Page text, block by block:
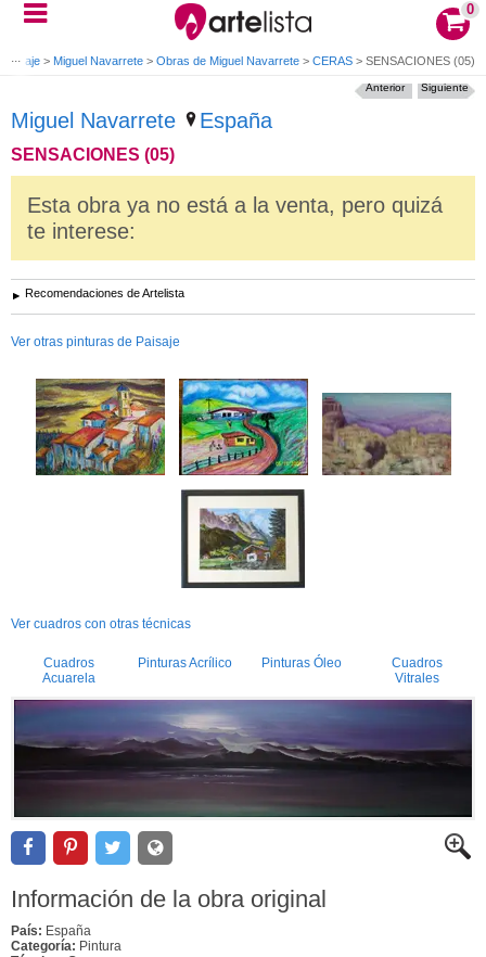
0
> Miguel Navarrete > Obras de Miguel Navarrete > CERAS > SENSACIONES (05)
Miguel Navarrete España
SENSACIONES (05)
Siguiente
Anterior
Esta obra ya no está a la venta, pero quizá
te interese:
Recomendaciones de Artelista
Ver otras pinturas de Paisaje
Ver cuadros con otras técnicas
Cuadros
Acuarela
Pinturas Acrílico Pinturas Óleo
Cuadros
Vitrales
Información de la obra original
País: España
Categoría: Pintura